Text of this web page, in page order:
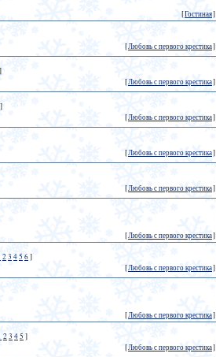
[Гостиная]
[Любовь с первого крестика]
]
[Любовь с первого крестика]
]
[Любовь с первого крестика]
[Любовь с первого крестика]
[Любовь с первого крестика]
[Любовь с первого крестика]
23 45 6]
[Любовь с первого крестика]
[Любовь с первого крестика]
23 45 ]
[Любовь с первого крестика]